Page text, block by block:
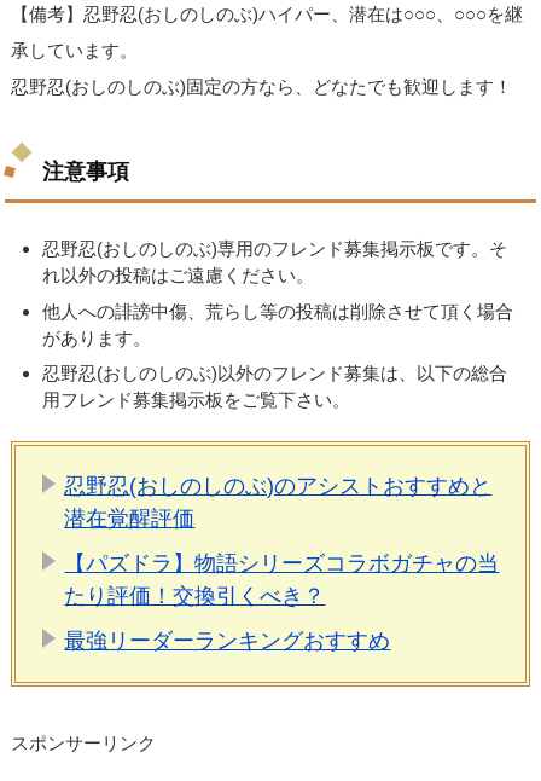
【備考】忍野忍(おしのしのぶ)ハイパー、潜在は○○○、○○○を継
承しています。
忍野忍(おしのしのぶ)固定の方なら、どなたでも歓迎します！
注意事項
忍野忍(おしのしのぶ)専用のフレンド募集掲示板です。そ
れ以外の投稿はご遠慮ください。
他人への誹謗中傷、荒らし等の投稿は削除させて頂く場合
があります。
忍野忍(おしのしのぶ)以外のフレンド募集は、以下の総合
用フレンド募集掲示板をご覧下さい。
忍野忍(おしのしのぶ)のアシストおすすめと
潜在覚醒評価
【パズドラ】物語シリーズコラボガチャの当
たり評価！交換引くべき？
最強リーダーランキングおすすめ
スポンサーリンク